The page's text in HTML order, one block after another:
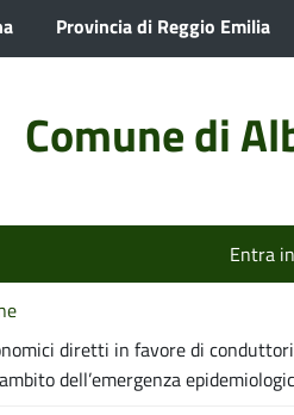
Provincia di Reggio Emilia
Comune di
Entra
diretti in favore di
dell’emergenza